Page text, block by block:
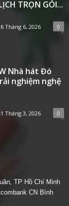
TRỌN GÓI...
Tháng 6, 2026 0
Nhà hát Đó
nghiệm nghệ
Tháng 3, 2026 0
TP Hồ Chí Minh
CN Bình